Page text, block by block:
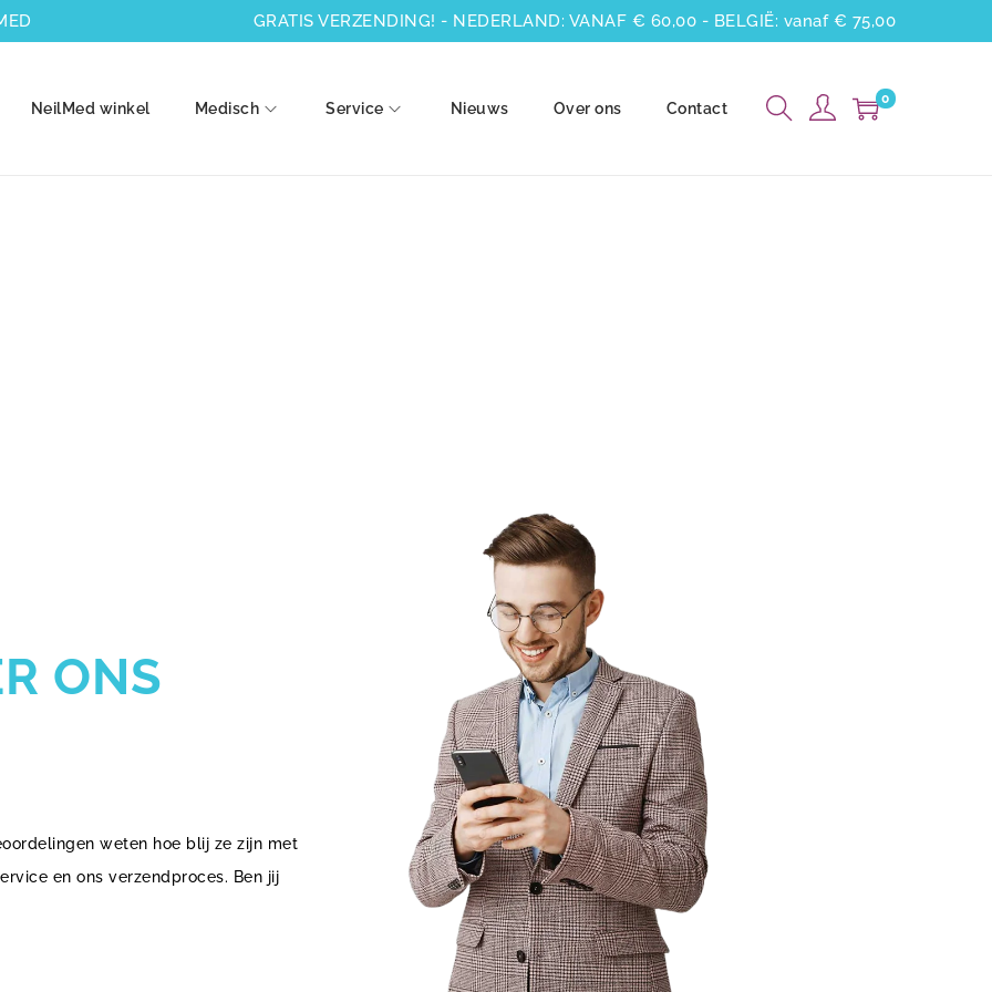
GRATIS VERZENDING! - NEDERLAND: VANAF € 60,00 - BELGIË: vanaf € 75,00
NeilMed winkel Medisch Service Nieuws Over ons Contact
0
ONS
weten hoe blij ze zijn met
en ons verzendproces. Ben jij